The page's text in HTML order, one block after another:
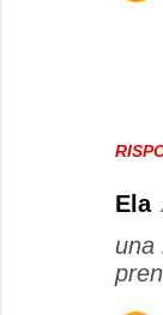
Ela
una